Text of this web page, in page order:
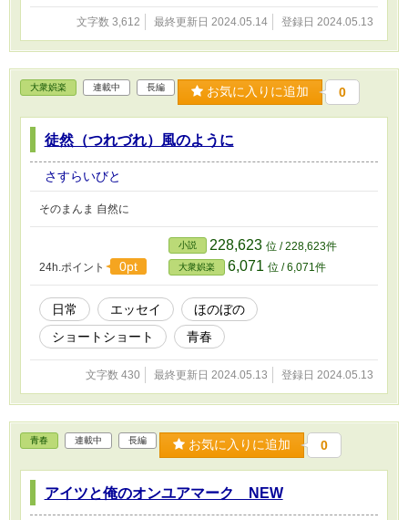
文字数 3,612 最終更新日 2024.05.14 登録日 2024.05.13
大衆娯楽 連載中 長編 お気に入りに追加 0
徒然（つれづれ）風のように
さすらいびと
そのまんま 自然に
24h.ポイント 0pt
小説 228,623 位 / 228,623件
大衆娯楽 6,071 位 / 6,071件
日常 エッセイ
ほのぼの
ショートショート
青春
文字数 430 最終更新日 2024.05.13 登録日 2024.05.13
青春 連載中 長編 お気に入りに追加 0
アイツと俺のオンユアマーク NEW